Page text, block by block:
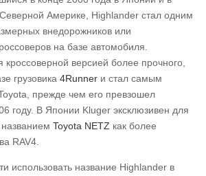
Америке, Highlander стал одним
внедорожников или
на базе автомобиля.
кроссоверной версией более прочного,
грузовика 4Runner и стал самым
прежде чем его превзошел
году. В Японии Kluger эксклюзивен для
Toyota NETZ как более
RAV4.
использовать название Highlander в